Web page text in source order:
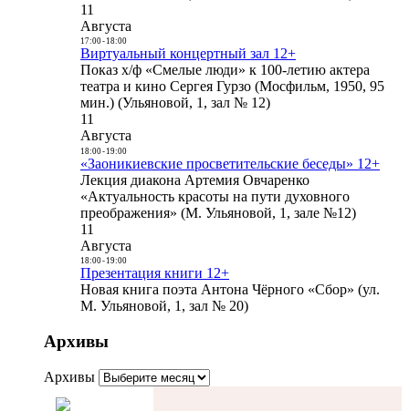
11
Августа
17:00- 18:00
Виртуальный концертный зал 12+
Показ х/ф «Смелые люди» к 100-летию актера
театра и кино Сергея Гурзо (Мосфильм, 1950, 95
мин.) (Ульяновой, 1, зал № 12)
11
Августа
18:00- 19:00
«Заоникиевские просветительские беседы» 12+
Лекция диакона Артемия Овчаренко
«Актуальность красоты на пути духовного
преображения» (М. Ульяновой, 1, зале №12)
11
Августа
18:00- 19:00
Презентация книги 12+
Новая книга поэта Антона Чёрного «Сбор» (ул.
М. Ульяновой, 1, зал № 20)
Архивы
Архивы